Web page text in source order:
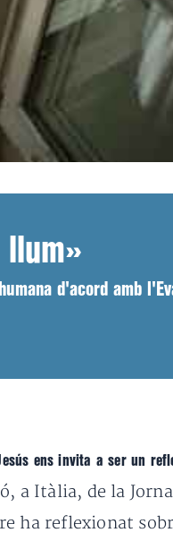
llum»
d'acord amb
ens invita a ser un
a Itàlia, de la
ha reflexionat